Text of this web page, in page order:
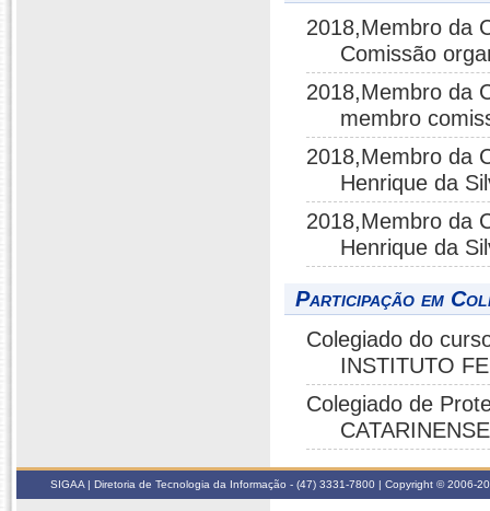
2018,Membro da
Comissão
2018,Membro da
membro
2018,Membro da
Henrique da
2018,Membro da
Henrique da
Participação em
Colegiado do
INSTITUTO
Colegiado de
CATARINENSE
SIGAA | Diretoria de Tecnologia da Informação - (47) 3331-7800 | Copyright © 2006-